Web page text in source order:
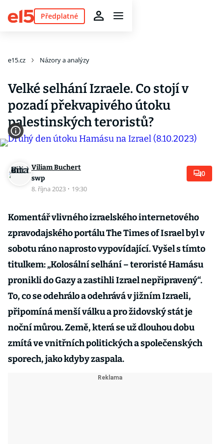
Předplatné
e15.cz Názory a analýzy
Velké selhání Izraele. Co stojí v
pozadí překvapivého útoku
palestinských teroristů?
Viliam Buchert
swp
8. října 2023 · 19:30
0
Komentář vlivného izraelského internetového
zpravodajského portálu The Times of Israel byl v
sobotu ráno naprosto vypovídající. Vyšel s tímto
titulkem: „Kolosální selhání – teroristé Hamásu
pronikli do Gazy a zastihli Izrael nepřipravený“.
To, co se odehrálo a odehrává v jižním Izraeli,
připomíná menší válku a pro židovský stát je
noční můrou. Země, která se už dlouhou dobu
zmítá ve vnitřních politických a společenských
sporech, jako kdyby zaspala.